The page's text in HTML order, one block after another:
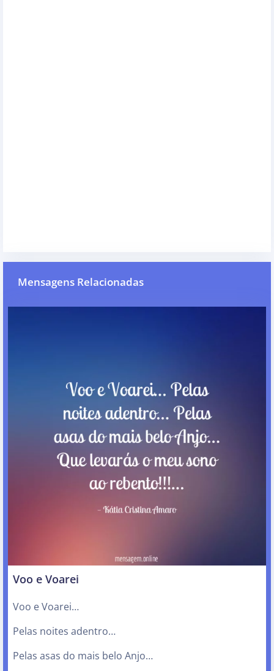
Mensagens Relacionadas
Voo e Voarei
Voo e Voarei…
Pelas noites adentro…
Pelas asas do mais belo Anjo…